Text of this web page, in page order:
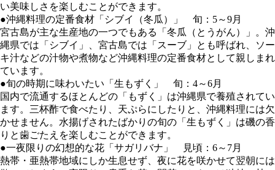
い美味しさを楽しむことができます。
●沖縄料理の定番食材「シブイ（冬瓜）」 旬：5～9月
宮古島が主な生産地の一つでもある「冬瓜（とうがん）」。沖
縄県では「シブイ」、宮古島では「スーブ」とも呼ばれ、ソー
キ汁などの汁物や煮物など沖縄料理の定番食材として親しまれ
ています。
●旬の時期に味わいたい「生もずく」 旬：4～6月
国内で流通するほとんどの「もずく」は沖縄県で養殖されてい
ます。三杯酢で食べたり、天ぷらにしたりと、沖縄料理には欠
かせません。水揚げされたばかりの旬の「生もずく」は磯の香
りと歯ごたえを楽しむことができます。
●一夜限りの幻想的な花「サガリバナ」 見頃：6～7月
熱帯・亜熱帯地域にしか生息せず、夜に花を咲かせて翌朝には